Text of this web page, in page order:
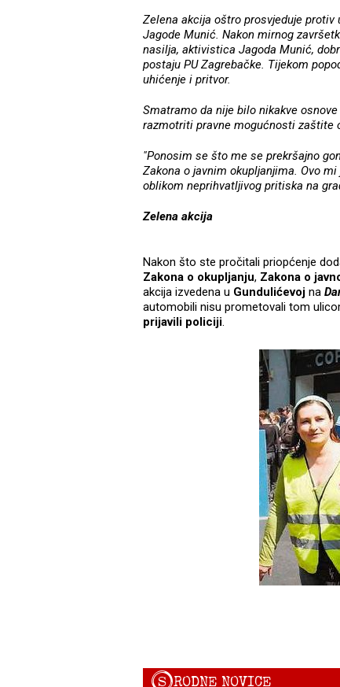
Zelena akcija oštro prosvjeduje
Jagode Munić. Nakon mirnog
nasilja, aktivistica Jagoda Munić,
postaju PU Zagrebačke. Tijekom
uhićenje i pritvor.
Smatramo da nije bilo nikakve
razmotriti pravne mogućnosti zaštite
"Ponosim se što me se prekršajno
Zakona o javnim okupljanjima. Ovo
oblikom neprihvatljivog pritiska na
Zelena akcija
Nakon što ste pročitali priopćenje
Zakona o okupljanju, Zakona o
akcija izvedena u Gundulićevoj na
automobili nisu prometovali tom
prijavili policiji.
RODNE NOVICE